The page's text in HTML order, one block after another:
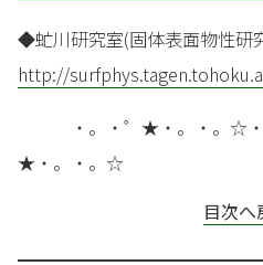
◆虻川研究室(固体表面物性研
http://
・。・゜★・。・。☆・゜
★・。・。☆
目次へ